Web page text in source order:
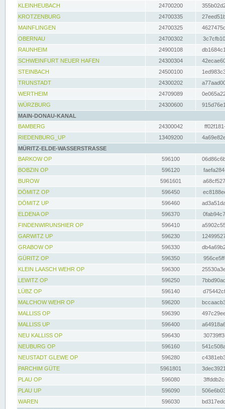
KLEINHEUBACH 24700200
KROTZENBURG
24700335
MAINFLINGEN
24700325
OBERNAU
24700302
RAUNHEIM
24900108
SCHWEINFURT NEUER HAFEN
24300304
STEINBACH
24500100
TRUNSTADT
24300202
WERTHEIM
24709089
WÜRZBURG
24300600
MAIN-DONAU-KANAL
BAMBERG
24300042
RIEDENBURG_UP
13409200
MÜRITZ-ELDE-WASSERSTRASSE
BARKOW OP
596100
BOBZIN OP
596120
BUROW
5961601
DÖMITZ OP
596450
DÖMITZ UP
596460
ELDENA OP
596370
FINDENWIRUNSHIER OP
596410
GARWITZ UP
596230
GRABOW OP
596330
GÜRITZ OP
596350
KLEIN LAASCH WEHR OP
596300
LEWITZ OP
596250
LÜBZ OP
596140
MALCHOW WEHR OP
596200
MALLISS OP
596390
MALLISS UP
596400
NEU KALLISS OP
596430
NEUBURG OP
596160
NEUSTADT GLEWE OP
596280
PARCHIM GÜTE
5961801
PLAU OP
596080
PLAU UP
596090
WAREN
596030